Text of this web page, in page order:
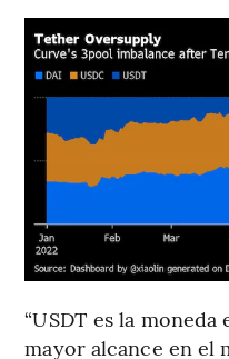
“USDT es la moneda
mayor alcance en el